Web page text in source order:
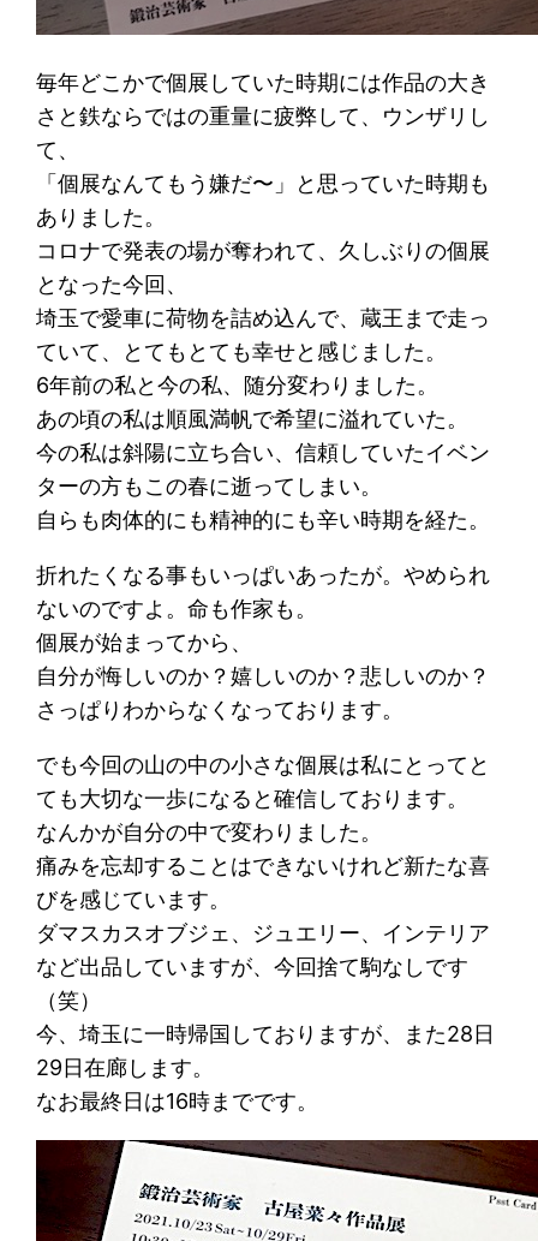
毎年どこかで個展していた時期には作品の大き
さと鉄ならではの重量に疲弊して、ウンザリし
て、
「個展なんてもう嫌だ〜」と思っていた時期も
ありました。
コロナで発表の場が奪われて、久しぶりの個展
となった今回、
埼玉で愛車に荷物を詰め込んで、蔵王まで走っ
ていて、とてもとても幸せと感じました。
6年前の私と今の私、随分変わりました。
あの頃の私は順風満帆で希望に溢れていた。
今の私は斜陽に立ち合い、信頼していたイベン
ターの方もこの春に逝ってしまい。
自らも肉体的にも精神的にも辛い時期を経た。
折れたくなる事もいっぱいあったが。やめられ
ないのですよ。命も作家も。
個展が始まってから、
自分が悔しいのか？嬉しいのか？悲しいのか？
さっぱりわからなくなっております。
でも今回の山の中の小さな個展は私にとってと
ても大切な一歩になると確信しております。
なんかが自分の中で変わりました。
痛みを忘却することはできないけれど新たな喜
びを感じています。
ダマスカスオブジェ、ジュエリー、インテリア
など出品していますが、今回捨て駒なしです
（笑）
今、埼玉に一時帰国しておりますが、また28日
29日在廊します。
なお最終日は16時までです。